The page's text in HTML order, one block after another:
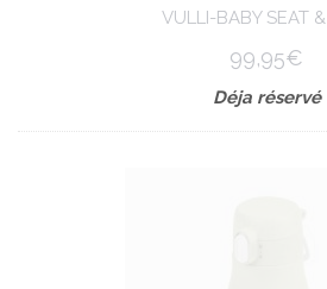
VULLI-BABY SEAT
99,95€
Déja réservé